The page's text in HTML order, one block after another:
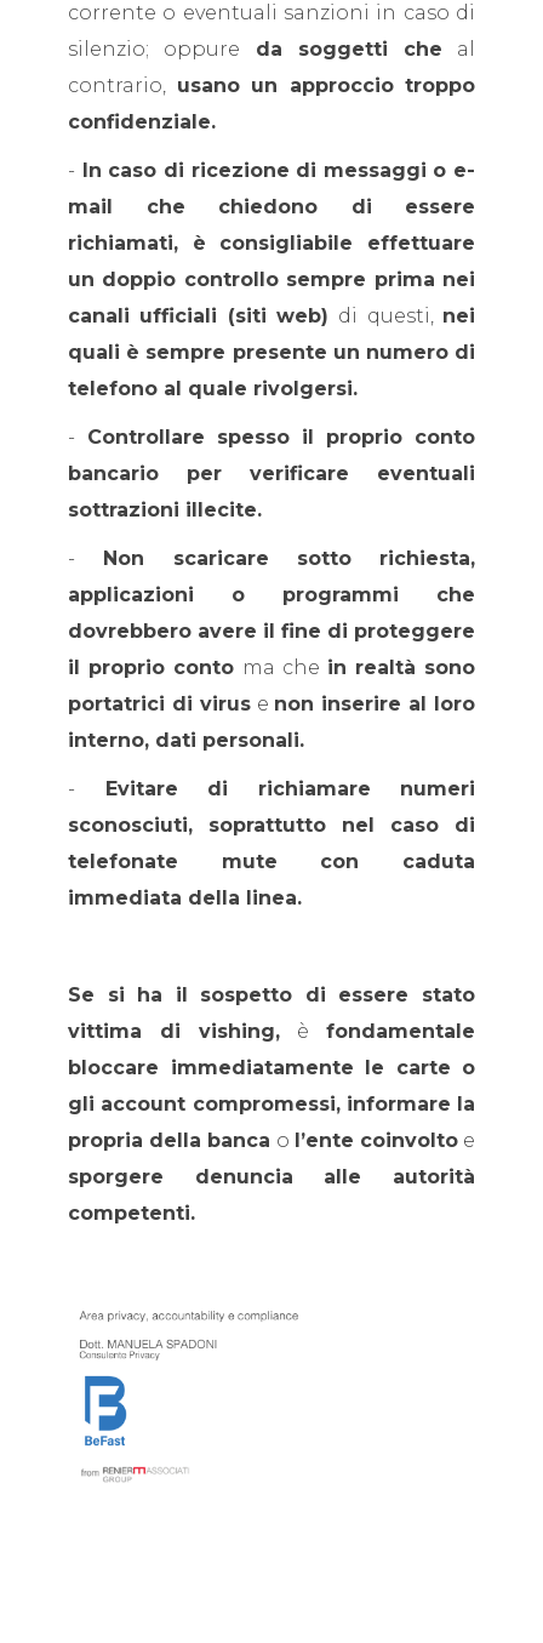
corrente o eventuali sanzioni in caso di
silenzio; oppure da soggetti che al
contrario, usano un approccio troppo
confidenziale.
- In caso di ricezione di messaggi o e-
mail che chiedono di essere
richiamati, è consigliabile effettuare
un doppio controllo sempre prima nei
canali ufficiali (siti web) di questi, nei
quali è sempre presente un numero di
telefono al quale rivolgersi.
- Controllare spesso il proprio conto
bancario per verificare eventuali
sottrazioni illecite.
- Non scaricare sotto richiesta,
applicazioni o programmi che
dovrebbero avere il fine di proteggere
il proprio conto ma che in realtà sono
portatrici di viruse non inserire al loro
interno, dati personali.
- Evitare di richiamare numeri
sconosciuti, soprattutto nel caso di
telefonate mute con caduta
immediata della linea.
Se si ha il sospetto di essere stato
vittima di vishing, è fondamentale
bloccare immediatamente le carte o
gli account compromessi, informare la
propria della banca o l’ente coinvoltoe
sporgere denuncia alle autorità
competenti.